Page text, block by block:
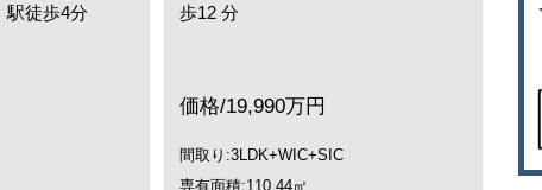
駅徒歩4分
歩12 分
価格/19,990万円
間取り:3LDK+WIC+SIC
専有面積:110.44㎡